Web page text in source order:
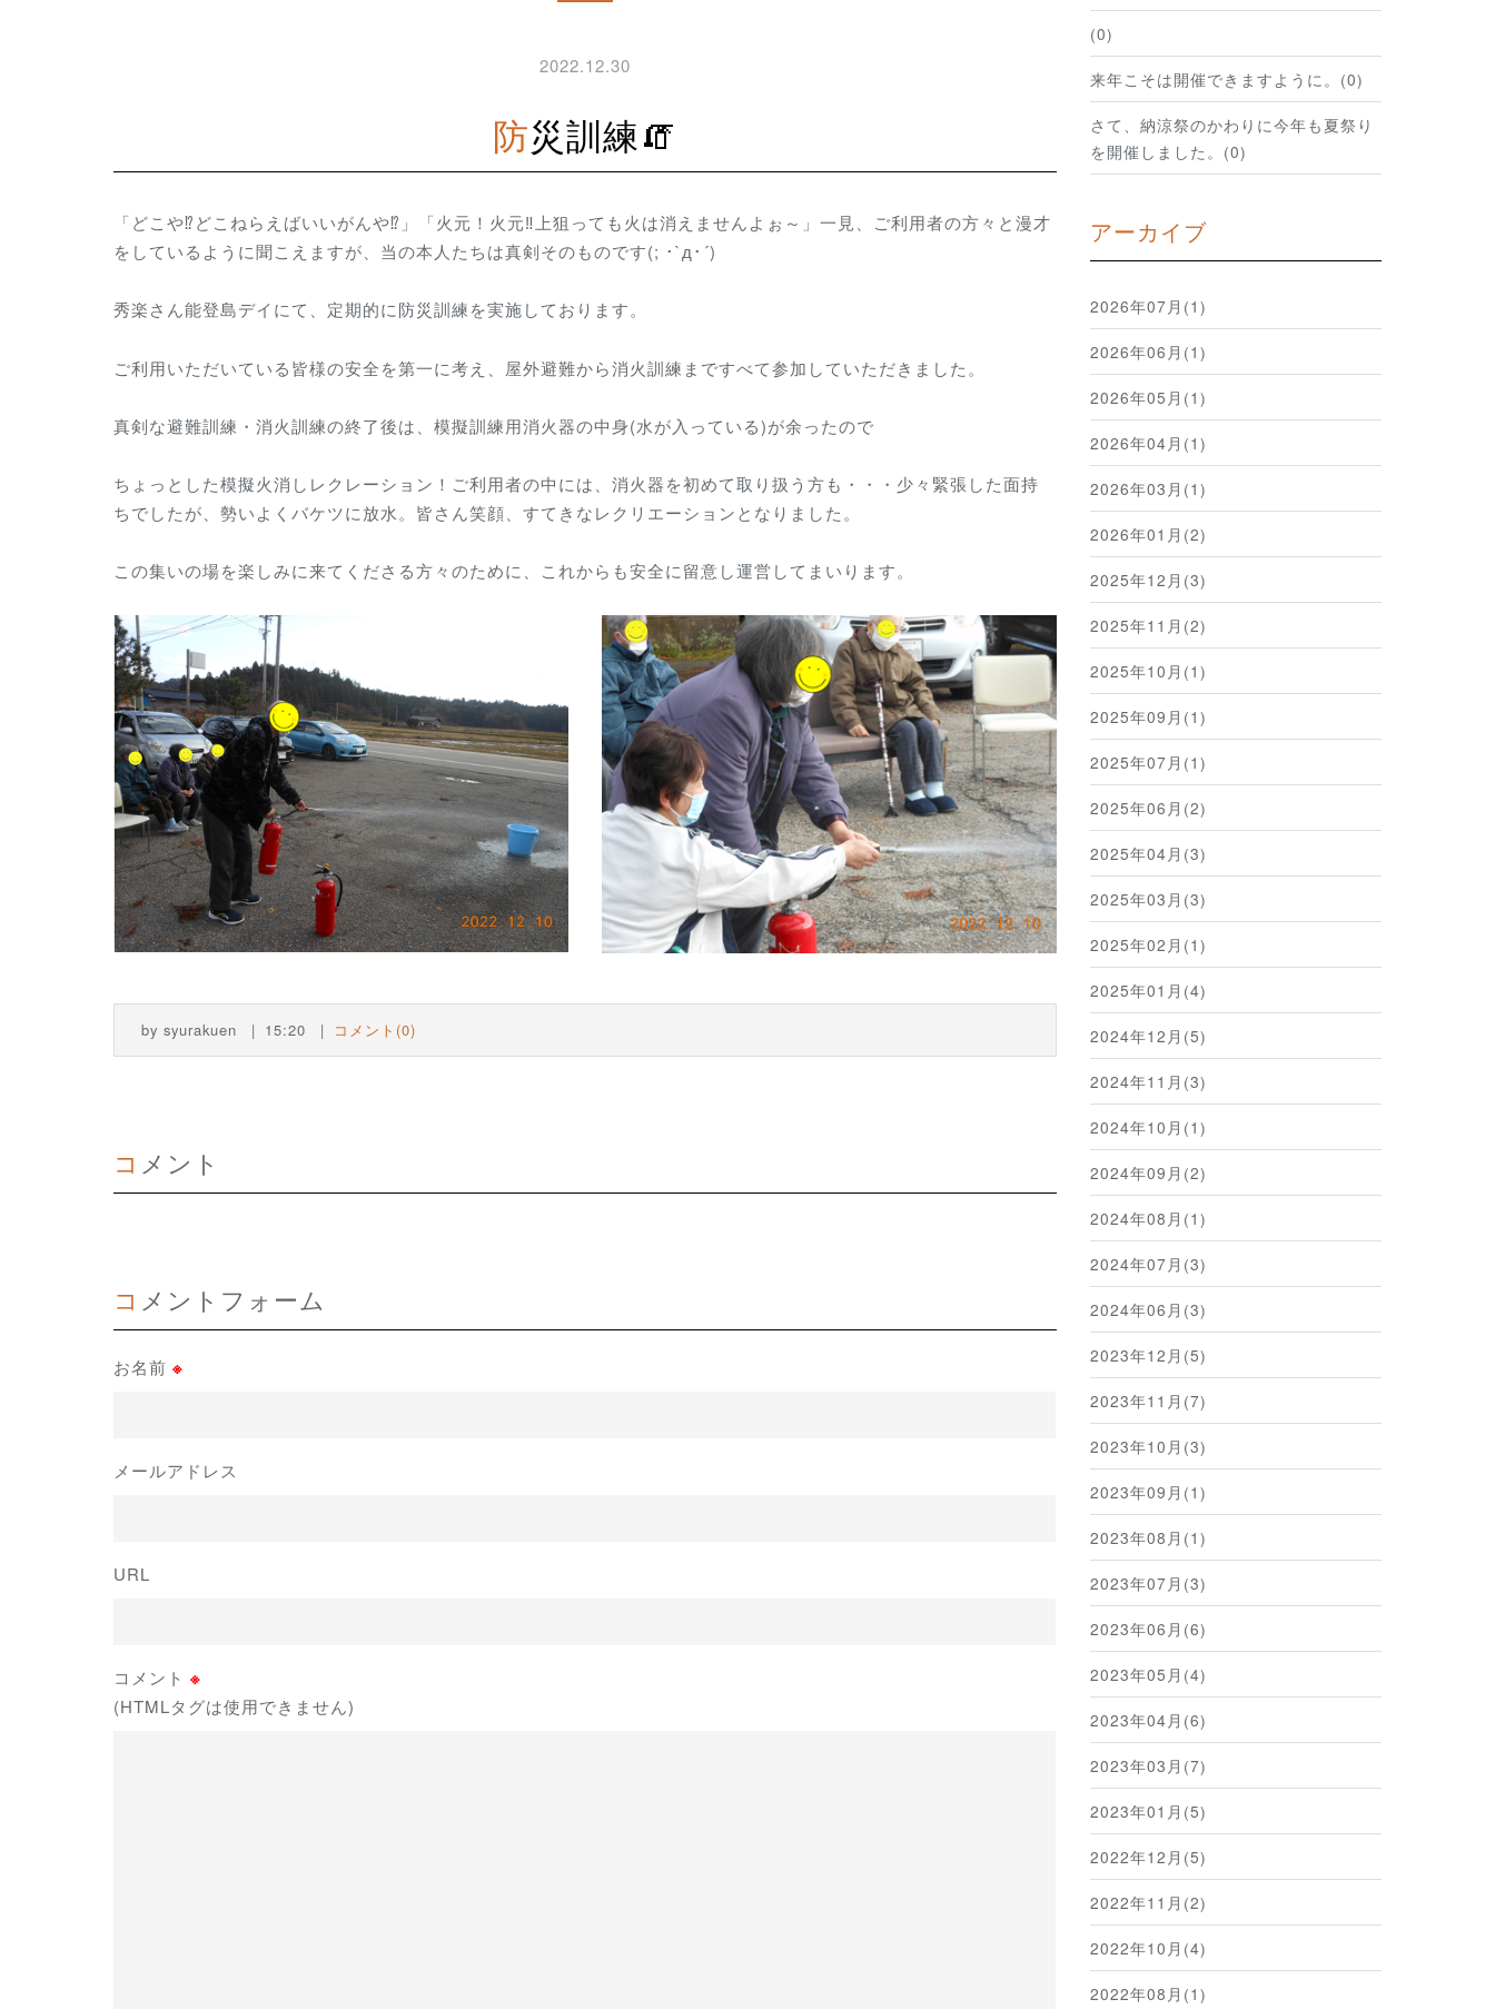
2022.12.30
防災訓練🧯
「どこや⁉どこねらえばいいがんや⁉」「火元！火元‼上狙っても火は消えませんよぉ～」一見、ご利用者の方々と漫才
をしているように聞こえますが、当の本人たちは真剣そのものです(; ･`д･´)
秀楽さん能登島デイにて、定期的に防災訓練を実施しております。
ご利用いただいている皆様の安全を第一に考え、屋外避難から消火訓練まですべて参加していただきました。
真剣な避難訓練・消火訓練の終了後は、模擬訓練用消火器の中身(水が入っている)が余ったので
ちょっとした模擬火消しレクレーション！ご利用者の中には、消火器を初めて取り扱う方も・・・少々緊張した面持
ちでしたが、勢いよくバケツに放水。皆さん笑顔、すてきなレクリエーションとなりました。
この集いの場を楽しみに来てくださる方々のために、これからも安全に留意し運営してまいります。
by syurakuen 15:20 コメント(0)
コメント
コメントフォーム
お名前 ※
メールアドレス
URL
コメント ※
(HTMLタグは使用できません)
(0)
来年こそは開催できますように。(0)
さて、納涼祭のかわりに今年も夏祭り
を開催しました。(0)
アーカイブ
2026年07月(1)
2026年06月(1)
2026年05月(1)
2026年04月(1)
2026年03月(1)
2026年01月(2)
2025年12月(3)
2025年11月(2)
2025年10月(1)
2025年09月(1)
2025年07月(1)
2025年06月(2)
2025年04月(3)
2025年03月(3)
2025年02月(1)
2025年01月(4)
2024年12月(5)
2024年11月(3)
2024年10月(1)
2024年09月(2)
2024年08月(1)
2024年07月(3)
2024年06月(3)
2023年12月(5)
2023年11月(7)
2023年10月(3)
2023年09月(1)
2023年08月(1)
2023年07月(3)
2023年06月(6)
2023年05月(4)
2023年04月(6)
2023年03月(7)
2023年01月(5)
2022年12月(5)
2022年11月(2)
2022年10月(4)
2022年08月(1)